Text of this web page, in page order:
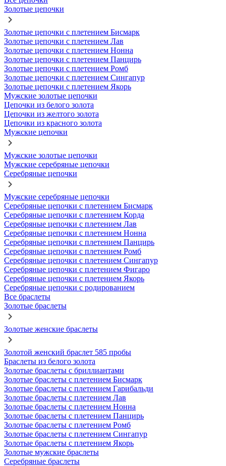
Золотые цепочки
Золотые цепочки с плетением Бисмарк
Золотые цепочки с плетением Лав
Золотые цепочки с плетением Нонна
Золотые цепочки с плетением Панцирь
Золотые цепочки с плетением Ромб
Золотые цепочки с плетением Сингапур
Золотые цепочки с плетением Якорь
Мужские золотые цепочки
Цепочки из белого золота
Цепочки из желтого золота
Цепочки из красного золота
Мужские цепочки
Мужские золотые цепочки
Мужские серебряные цепочки
Серебряные цепочки
Мужские серебряные цепочки
Серебряные цепочки с плетением Бисмарк
Серебряные цепочки с плетением Корда
Серебряные цепочки с плетением Лав
Серебряные цепочки с плетением Нонна
Серебряные цепочки с плетением Панцирь
Серебряные цепочки с плетением Ромб
Серебряные цепочки с плетением Сингапур
Серебряные цепочки с плетением Фигаро
Серебряные цепочки с плетением Якорь
Серебряные цепочки с родированием
Все браслеты
Золотые браслеты
Золотые женские браслеты
Золотой женский браслет 585 пробы
Браслеты из белого золота
Золотые браслеты с бриллиантами
Золотые браслеты с плетением Бисмарк
Золотые браслеты с плетением Гарибальди
Золотые браслеты с плетением Лав
Золотые браслеты с плетением Нонна
Золотые браслеты с плетением Панцирь
Золотые браслеты с плетением Ромб
Золотые браслеты с плетением Сингапур
Золотые браслеты с плетением Якорь
Золотые мужские браслеты
Серебряные браслеты